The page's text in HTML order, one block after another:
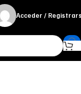
Acceder /
OP 570/2 FILTRON